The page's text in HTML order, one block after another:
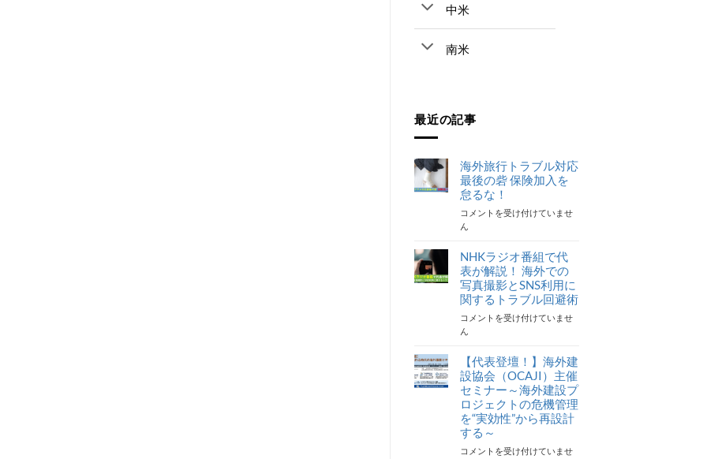
中米
南米
最近の記事
海外旅行トラブル対応
最後の砦 保険加入を
怠るな！
海
外
行
ト
ラ
ブ
ル
対
応
の
砦
保
険
加
入
を
コメントを受け付けていませ
ん
NHKラジオ番組で代
表が解説！ 海外での
写真撮影とSNS利用に
関するトラブル回避術
NHK
ラ
オ
番
組
で
代
表
が
解
コメントを受け付けていませ
ん
【代表登壇！】海外建
設協会（OCAJI）主催
セミナー～海外建設プ
ロジェクトの危機管理
を“実効性”から再設計
する～
【代
コメントを受け付けていませ